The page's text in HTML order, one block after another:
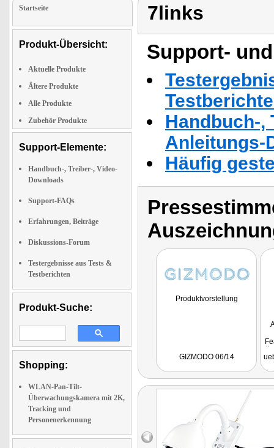
Startseite
Produkt-Übersicht:
Aktuelle Produkte
Ältere Produkte
Alle Produkte
Zubehör Produkte
Support-Elemente:
Handbuch-, Treiber-, Video-
Downloads
Support-FAQs
Erfahrungen, Beiträge
Diskussions-Forum
Testergebnisse aus Tests &
Testberichten
Produkt-Suche:
Shopping:
WLAN-Pan-Tilt-
Überwachungskamera mit 2K,
Tracking und
Personenerkennung
7links
Support-
Handbuch-,
Anleitungs-
Häufig
Produktvorstellung
GIZMODO 06/14